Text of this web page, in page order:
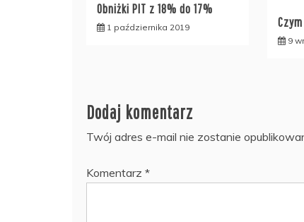
Obniżki PIT z 18% do 17%
1 października 2019
9
Dodaj komentarz
Twój adres e-mail nie zostanie
Komentarz *